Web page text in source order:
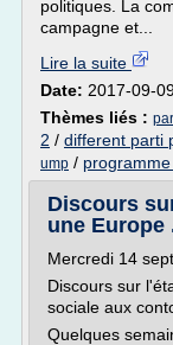
politiques. La
campagne et...
Lire la suite
Date: 2017-09-
Thèmes liés :
2 / different parti
ump /
Discours
une Europe
Mercredi 14
Discours sur
sociale aux
Quelques